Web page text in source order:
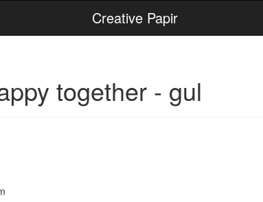
Creative Papir
together - gul